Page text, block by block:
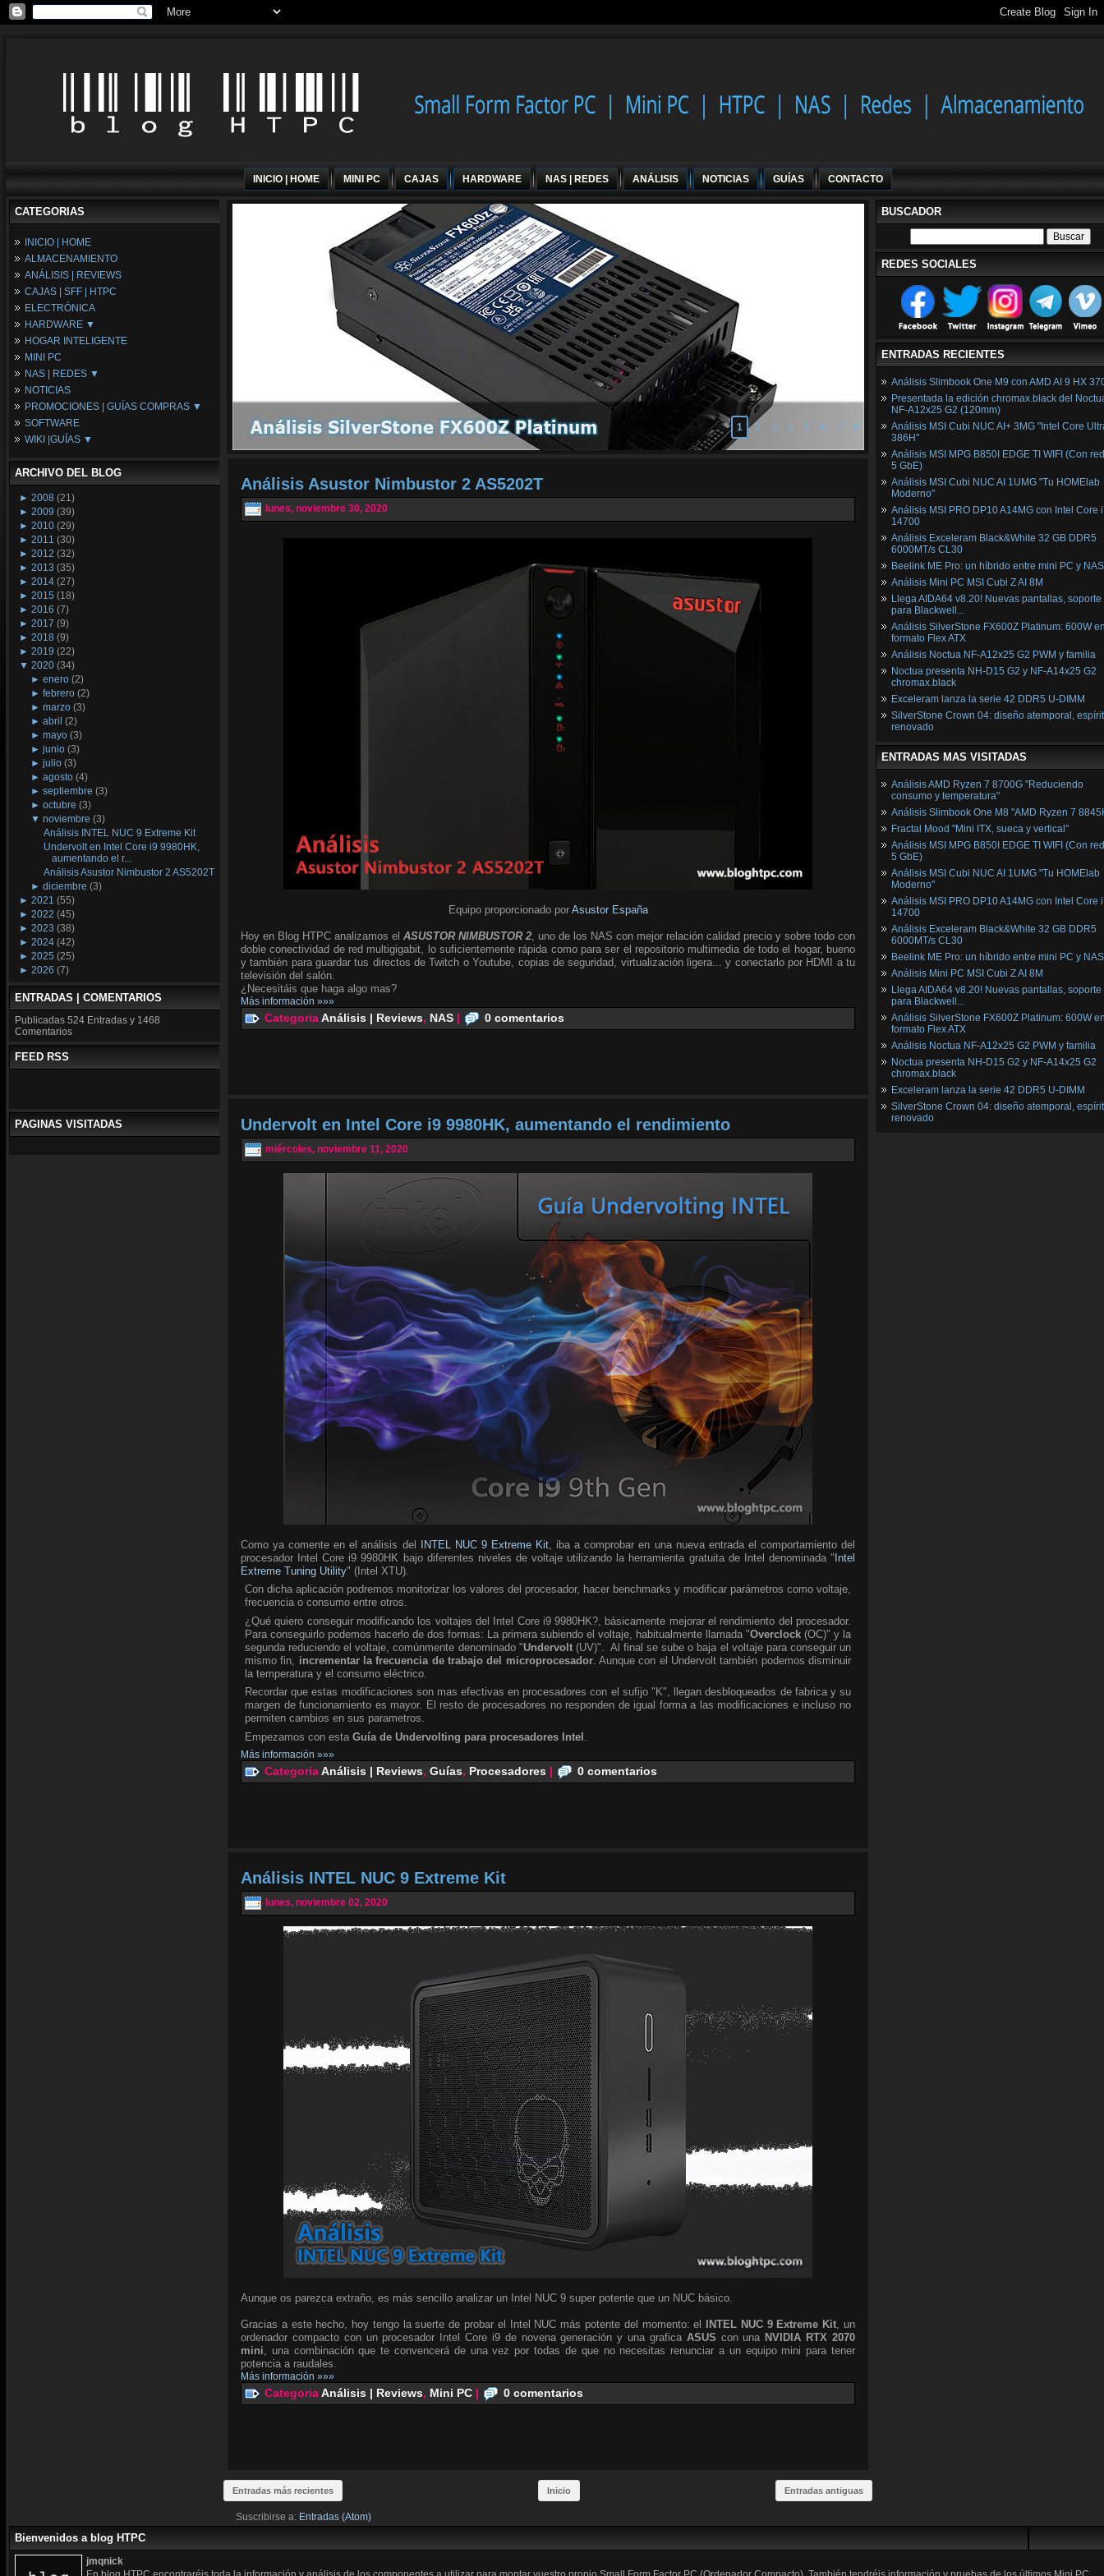
INICIO | HOME MINI PC CAJAS HARDWARE NAS | REDES ANÁLISIS NOTICIAS GUÍAS CONTACTO
CATEGORIAS
INICIO | HOME
ALMACENAMIENTO
ANÁLISIS | REVIEWS
CAJAS | SFF | HTPC
ELECTRÓNICA
HARDWARE ▼
Fuentes de Alimentación
Memória RAM
Placas Base
Procesadores
Periféricos
Refrigeración
Tarjetas Gráficas
HOGAR INTELIGENTE
MINI PC
NAS | REDES ▼
NAS
Espacio Synology
Redes
NOTICIAS
PROMOCIONES | GUÍAS COMPRAS ▼
Configuraciones Ordenadores
Guías de Compras
SOFTWARE
WIKI |GUÍAS ▼
Wikipedia
ARCHIVO DEL BLOG
► 2008 (21)
► 2009 (39)
► 2010 (29)
► 2011 (30)
► 2012 (32)
► 2013 (35)
► 2014 (27)
► 2015 (18)
► 2016 (7)
► 2017 (9)
► 2018 (9)
► 2019 (22)
▼ 2020 (34)
►enero (2)
►febrero (2)
►marzo (3)
►abril (2)
►mayo (3)
►junio (3)
►julio (3)
►agosto (4)
►septiembre (3)
►octubre (3)
▼noviembre (3)
Análisis INTEL NUC 9 Extreme Kit
Undervolt en Intel Core i9 9980HK,
aumentando el r...
Análisis Asustor Nimbustor 2 AS5202T
►diciembre (3)
► 2021 (55)
► 2022 (45)
► 2023 (38)
► 2024 (42)
► 2025 (25)
► 2026 (7)
ENTRADAS | COMENTARIOS
Publicadas 524 Entradas y 1468
Comentarios
FEED RSS
PAGINAS VISITADAS
1 2 3 4 5 6 7 8
Análisis Asustor Nimbustor 2 AS5202T
lunes, noviembre 30, 2020
Equipo proporcionado por Asustor España
Hoy en Blog HTPC analizamos el ASUSTOR NIMBUSTOR 2 , uno de los NAS con mejor relación calidad precio y sobre todo con
doble conectividad de red multigigabit, lo suficientemente rápida como para ser el repositorio multimedia de todo el hogar, bueno
y también para guardar tus directos de Twitch o Youtube, copias de seguridad, virtualización ligera... y conectarlo por HDMI a tu
televisión del salón.
¿Necesitáis que haga algo mas?
Más información »»»
CategoriaAnálisis | Reviews, NAS | 0 comentarios
Undervolt en Intel Core i9 9980HK, aumentando el rendimiento
miércoles, noviembre 11, 2020
Como ya comente en el análisis del INTEL NUC 9 Extreme Kit , iba a comprobar en una nueva entrada el comportamiento del
procesador Intel Core i9 9980HK bajo diferentes niveles de voltaje utilizando la herramienta gratuita de Intel denominada "Intel
Extreme Tuning Utility" (Intel XTU).
Con dicha aplicación podremos monitorizar los valores del procesador, hacer benchmarks y modificar parámetros como voltaje,
frecuencia o consumo entre otros.
¿Qué quiero conseguir modificando los voltajes del Intel Core i9 9980HK?, básicamente mejorar el rendimiento del procesador.
Para conseguirlo podemos hacerlo de dos formas: La primera subiendo el voltaje, habitualmente llamada "Overclock (OC)" y la
segunda reduciendo el voltaje, comúnmente denominado "Undervolt (UV)". Al final se sube o baja el voltaje para conseguir un
mismo fin, incrementar la frecuencia de trabajo del microprocesador. Aunque con el Undervolt también podemos disminuir
la temperatura y el consumo eléctrico.
Recordar que estas modificaciones son mas efectivas en procesadores con el sufijo "K", llegan desbloqueados de fabrica y su
margen de funcionamiento es mayor. El resto de procesadores no responden de igual forma a las modificaciones e incluso no
permiten cambios en sus parametros.
Empezamos con esta Guía de Undervolting para procesadores Intel
Más información »»»
CategoriaAnálisis | Reviews, Guías, Procesadores | 0 comentarios
Análisis INTEL NUC 9 Extreme Kit
lunes, noviembre 02, 2020
Aunque os parezca extraño, es más sencillo analizar un Intel NUC 9 super potente que un NUC básico.
Gracias a este hecho, hoy tengo la suerte de probar el Intel NUC más potente del momento: el INTEL NUC 9 Extreme Kit, un
ordenador compacto con un procesador Intel Core i9 de novena generación y una grafica ASUS con una NVIDIA RTX 2070
mini, una combinación que te convencerá de una vez por todas de que no necesitas renunciar a un equipo mini para tener
potencia a raudales.
Más información »»»
CategoriaAnálisis | Reviews, Mini PC | 0 comentarios
Entradas más recientes Entradas antiguas
Inicio
Suscribirse a: Entradas (Atom)
BUSCADOR
REDES SOCIALES
ENTRADAS RECIENTES
Análisis Slimbook One M9 con AMD AI 9 HX
Presentada la edición chromax.black del
NF‑A12x25 G2 (120mm)
Análisis MSI Cubi NUC AI+ 3MG "Intel Core
386H"
Análisis MSI MPG B850I EDGE TI WIFI (Con
5 GbE)
Análisis MSI Cubi NUC AI 1UMG "Tu HOMElab
Moderno"
Análisis MSI PRO DP10 A14MG con Intel Core
14700
Análisis Exceleram Black&White 32 GB DDR5
6000MT/s CL30
Beelink ME Pro: un híbrido entre mini PC y NAS
Análisis Mini PC MSI Cubi Z AI 8M
Llega AIDA64 v8.20! Nuevas pantallas, soporte
para Blackwell...
Análisis SilverStone FX600Z Platinum: 600W
formato Flex ATX
Análisis Noctua NF-A12x25 G2 PWM y familia
Noctua presenta NH-D15 G2 y NF-A14x25 G2
chromax.black
Exceleram lanza la serie 42 DDR5 U-DIMM
SilverStone Crown 04: diseño atemporal,
renovado
ENTRADAS MAS VISITADAS
Análisis AMD Ryzen 7 8700G "Reduciendo
consumo y temperatura"
Análisis Slimbook One M8 "AMD Ryzen 7
Fractal Mood "Mini ITX, sueca y vertical"
Análisis MSI MPG B850I EDGE TI WIFI (Con
5 GbE)
Análisis MSI Cubi NUC AI 1UMG "Tu HOMElab
Moderno"
Análisis MSI PRO DP10 A14MG con Intel Core
14700
Análisis Exceleram Black&White 32 GB DDR5
6000MT/s CL30
Beelink ME Pro: un híbrido entre mini PC y NAS
Análisis Mini PC MSI Cubi Z AI 8M
Llega AIDA64 v8.20! Nuevas pantallas, soporte
para Blackwell...
Análisis SilverStone FX600Z Platinum: 600W
formato Flex ATX
Análisis Noctua NF-A12x25 G2 PWM y familia
Noctua presenta NH-D15 G2 y NF-A14x25 G2
chromax.black
Exceleram lanza la serie 42 DDR5 U-DIMM
SilverStone Crown 04: diseño atemporal,
renovado
Bienvenidos a blog HTPC
jmqnick